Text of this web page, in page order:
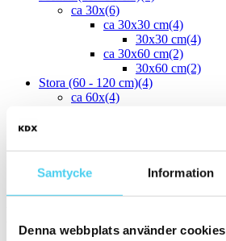
Samtycke Information
Denna webbplats använder cookies
ca 30x(6)
ca 30x30 cm(4)
30x30 cm(4)
ca 30x60 cm(2)
30x60 cm(2)
Stora (60 - 120 cm)(4)
ca 60x(4)
60x15 cm(1)
ca 60x30 cm(2)
Välj önskad yta: